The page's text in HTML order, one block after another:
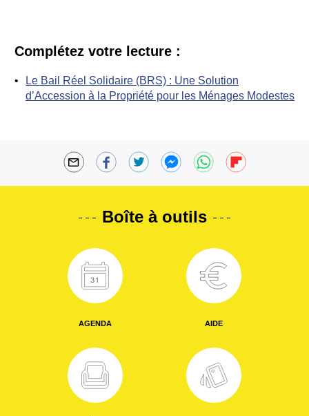
Complétez votre lecture :
Le Bail Réel Solidaire (BRS) : Une Solution
d’Accession à la Propriété pour les Ménages Modestes
Boîte à outils
AGENDA AIDE